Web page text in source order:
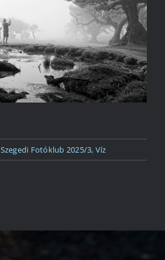
Szegedi Fotóklub 2025/3, Víz